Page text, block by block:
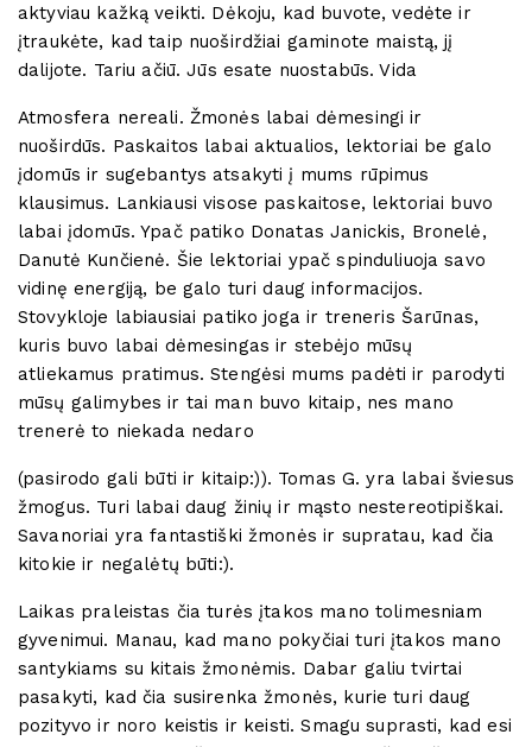
aktyviau kažką veikti. Dėkoju, kad buvote, vedėte ir
įtraukėte, kad taip nuoširdžiai gaminote maistą, jį
dalijote. Tariu ačiū. Jūs esate nuostabūs. Vida
Atmosfera nereali. Žmonės labai dėmesingi ir
nuoširdūs. Paskaitos labai aktualios, lektoriai be galo
įdomūs ir sugebantys atsakyti į mums rūpimus
klausimus. Lankiausi visose paskaitose, lektoriai buvo
labai įdomūs. Ypač patiko Donatas Janickis, Bronelė,
Danutė Kunčienė. Šie lektoriai ypač spinduliuoja savo
vidinę energiją, be galo turi daug informacijos.
Stovykloje labiausiai patiko joga ir treneris Šarūnas,
kuris buvo labai dėmesingas ir stebėjo mūsų
atliekamus pratimus. Stengėsi mums padėti ir parodyti
mūsų galimybes ir tai man buvo kitaip, nes mano
trenerė to niekada nedaro
(pasirodo gali būti ir kitaip:)). Tomas G. yra labai šviesus
žmogus. Turi labai daug žinių ir mąsto nestereotipiškai.
Savanoriai yra fantastiški žmonės ir supratau, kad čia
kitokie ir negalėtų būti:).
Laikas praleistas čia turės įtakos mano tolimesniam
gyvenimui. Manau, kad mano pokyčiai turi įtakos mano
santykiams su kitais žmonėmis. Dabar galiu tvirtai
pasakyti, kad čia susirenka žmonės, kurie turi daug
pozityvo ir noro keistis ir keisti. Smagu suprasti, kad esi